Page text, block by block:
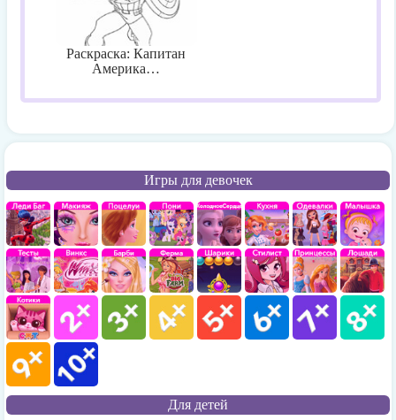
Раскраска: Капитан
Америка…
Игры для девочек
Для детей